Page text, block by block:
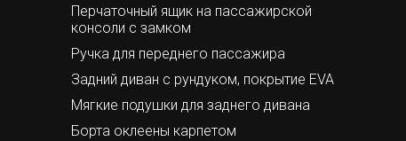
Перчаточный ящик на пассажирской
консоли с замком
Ручка для переднего пассажира
Задний диван с рундуком, покрытие EVA
Мягкие подушки для заднего дивана
Борта оклеены карпетом